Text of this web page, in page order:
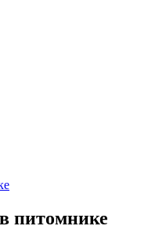
питомнике